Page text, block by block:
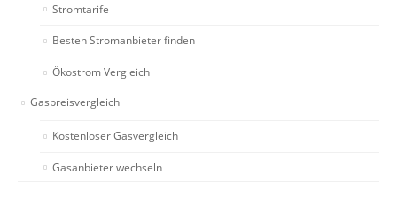
Stromtarife
Besten Stromanbieter finden
Ökostrom Vergleich
Gaspreisvergleich
Kostenloser Gasvergleich
Gasanbieter wechseln